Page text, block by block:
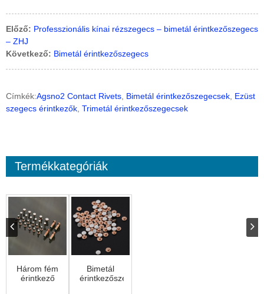
Előző: Professzionális kínai rézszegecs – bimetál érintkezőszegecs
– ZHJ
Következő: Bimetál érintkezőszegecs
Címkék:Agsno2 Contact Rivets, Bimetál érintkezőszegecsek, Ezüst
szegecs érintkezők, Trimetál érintkezőszegecsek
Termékkategóriák
Három fém
érintkező
Bimetál
érintkezőszegecs